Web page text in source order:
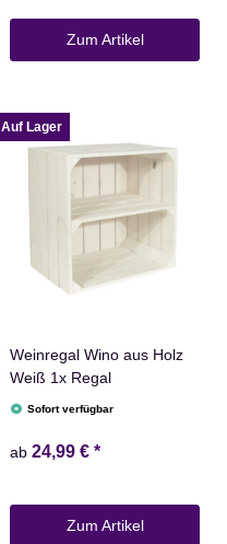
Zum Artikel
Auf Lager
Weinregal Wino aus Holz
Weiß 1x Regal
Sofort verfügbar
ab 24,99 € *
Zum Artikel